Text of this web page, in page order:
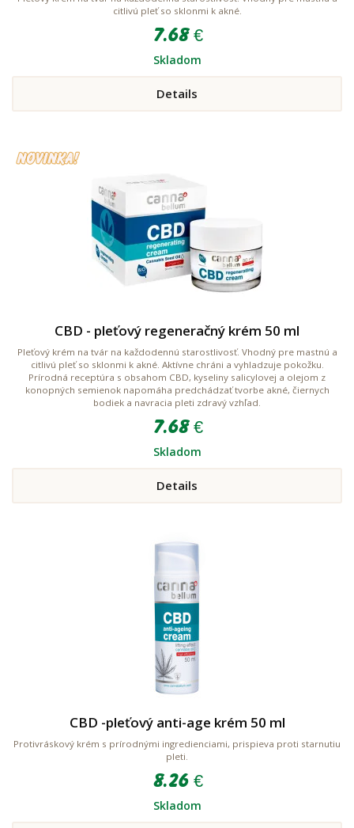
citlivú pleť so sklonmi k akné.
7.68 €
Skladom
Details
CBD - pleťový regeneračný krém 50 ml
Pleťový krém na tvár na každodennú starostlivosť. Vhodný pre mastnú a
citlivú pleť so sklonmi k akné. Aktívne chráni a vyhladzuje pokožku.
Prírodná receptúra s obsahom CBD, kyseliny salicylovej a olejom z
konopných semienok napomáha predchádzať tvorbe akné, čiernych
bodiek a navracia pleti zdravý vzhľad.
7.68 €
Skladom
Details
CBD -pleťový anti-age krém 50 ml
Protivráskový krém s prírodnými ingredienciami, prispieva proti starnutiu
pleti.
8.26 €
Skladom